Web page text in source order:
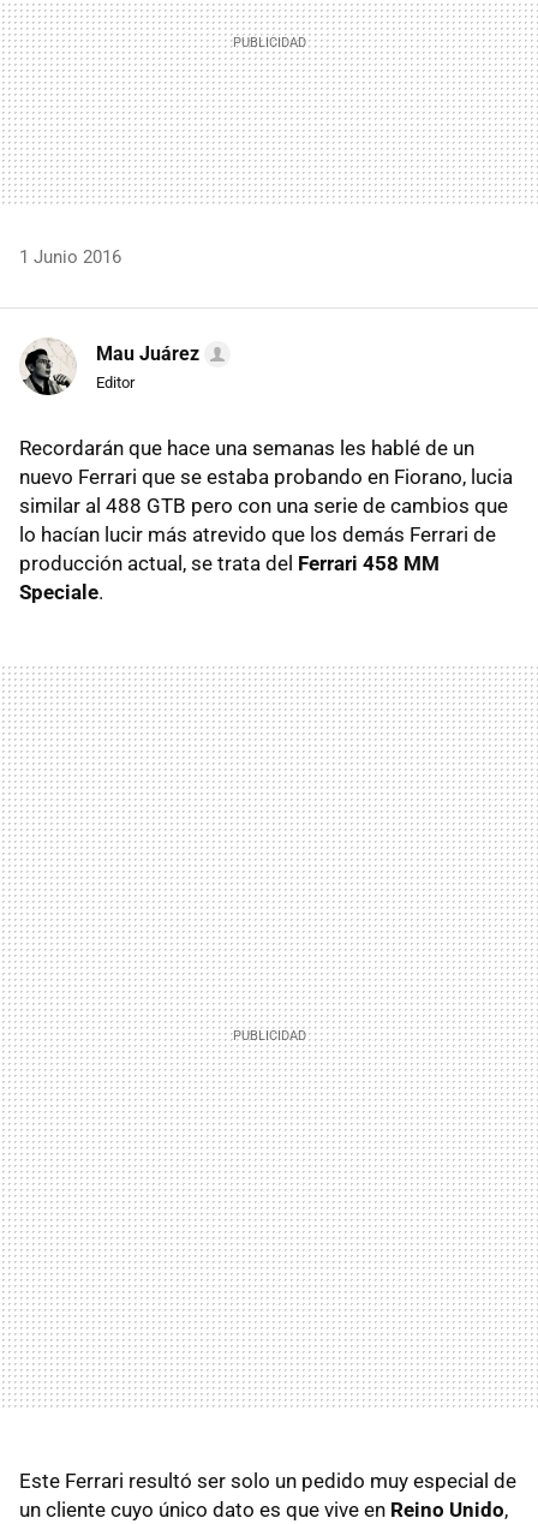
1 Junio 2016
Mau Juárez
Editor
Recordarán que hace una semanas les hablé de un
nuevo Ferrari que se estaba probando en Fiorano, lucia
similar al 488 GTB pero con una serie de cambios que
lo hacían lucir más atrevido que los demás Ferrari de
producción actual, se trata del Ferrari 458 MM
Speciale.
Este Ferrari resultó ser solo un pedido muy especial de
un cliente cuyo único dato es que vive en Reino Unido,